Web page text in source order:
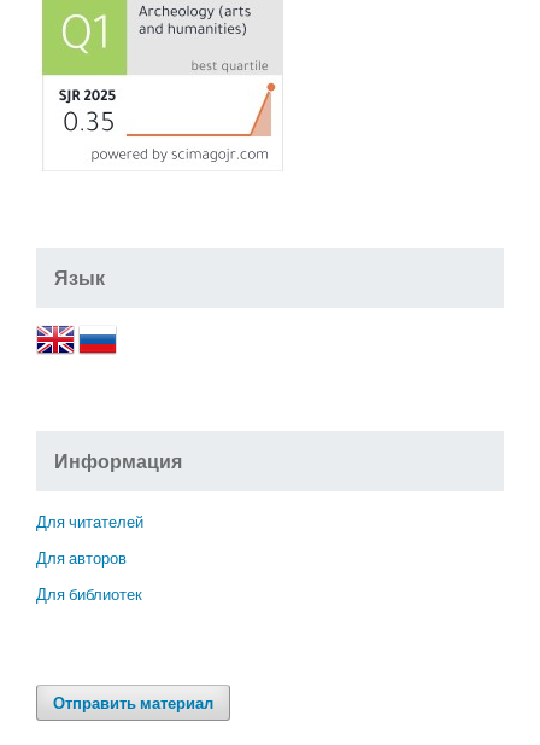
Язык
Информация
Для читателей
Для авторов
Для библиотек
Отправить материал